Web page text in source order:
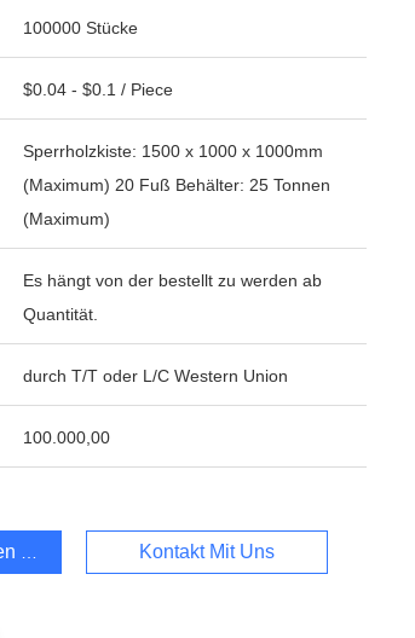
100000 Stücke
$0.04 - $0.1 / Piece
Sperrholzkiste: 1500 x 1000 x 1000mm
(Maximum) 20 Fuß Behälter: 25 Tonnen
(Maximum)
Es hängt von der bestellt zu werden ab
Quantität.
durch T/T oder L/C Western Union
100.000,00
Preis Kontakt Mit Uns